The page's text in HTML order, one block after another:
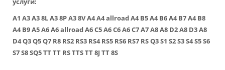
A1 A3A3 8LA3 8PA3 8VA4A4 allroadA4 B5A4 B6A4 B7A4 B8
A4 B9A5A6A6 allroadA6 C5A6 C6A6 C7A7A8A8 D2A8 D3A8
D4Q3Q5Q7 R8 RS2 RS3 RS4 RS5 RS6 RS7 RS Q3S1 S2S3S4S5S6
S7S8SQ5TTTT RSTTSTT 8J TT 8S